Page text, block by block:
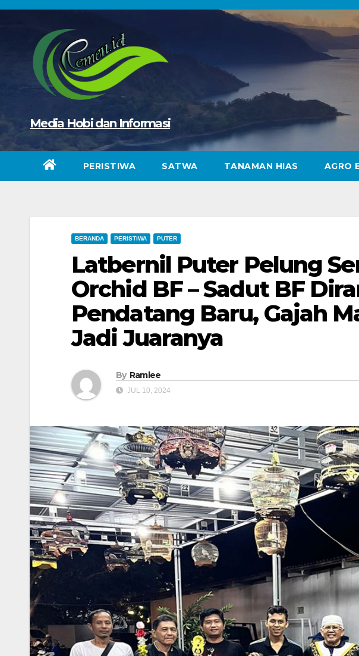
Skip
Media Hobi dan Informasi
PERISTIWA SATWA TANAMAN HIAS AGRO
BERANDA PERISTIWA PUTER
Latbernil Puter Pelung
Orchid BF – Sadut BF
Pendatang Baru, Gajah
Jadi Juaranya
By Ramlee
JUL 10, 2024